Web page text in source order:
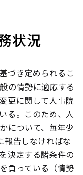
状況
づき定められるこ
の情勢に適応する
更に関して人事院
る。このため、人
について、毎年少
報告しなければな
決定する諸条件の
負っている（情勢